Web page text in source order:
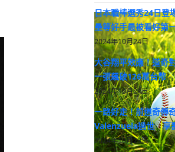
日本職棒選秀24日登
壘等好手最被看好第
2024年10月24日
大谷翔平效應！道
一張飆破126萬台幣
2024年10月24日
一路好走！前道奇傳
Valenzuela過世 享
2024年10月23日